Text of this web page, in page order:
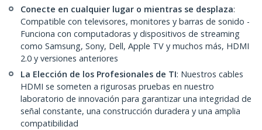
Conecte en cualquier lugar o mientras se desplaza:
Compatible con televisores, monitores y barras de sonido -
Funciona con computadoras y dispositivos de streaming
como Samsung, Sony, Dell, Apple TV y muchos más, HDMI
2.0 y versiones anteriores
La Elección de los Profesionales de TI: Nuestros cables
HDMI se someten a rigurosas pruebas en nuestro
laboratorio de innovación para garantizar una integridad de
señal constante, una construcción duradera y una amplia
compatibilidad